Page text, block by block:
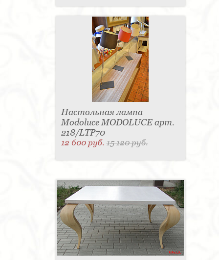
Настольная лампа
Modoluce MODOLUCE арт.
218/LTP70
12 600 руб.15 120 руб.